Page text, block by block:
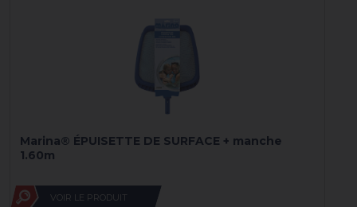
Marina® ÉPUISETTE DE SURFACE + manche
1.60m
VOIR LE PRODUIT